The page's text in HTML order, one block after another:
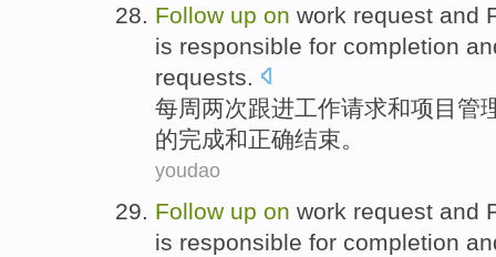
Follow up on work request and
is responsible for completion
requests
每周两次跟进工作请求和项目管
的完成和正确结束 。
youdao
Follow up on work request and
is responsible for completion